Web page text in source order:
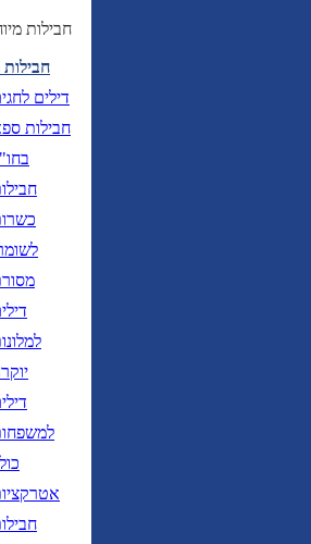
חבילות
חבילות
דילים
חבילות